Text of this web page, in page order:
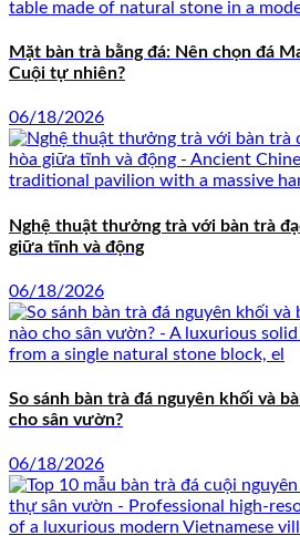
Mặt bàn trà bằng đá: Nên chọn đá
Cuội tự nhiên?
06/18/2026
Nghệ thuật thưởng trà với bàn trà
giữa tĩnh và động
06/18/2026
So sánh bàn trà đá nguyên khối và
cho sân vườn?
06/18/2026